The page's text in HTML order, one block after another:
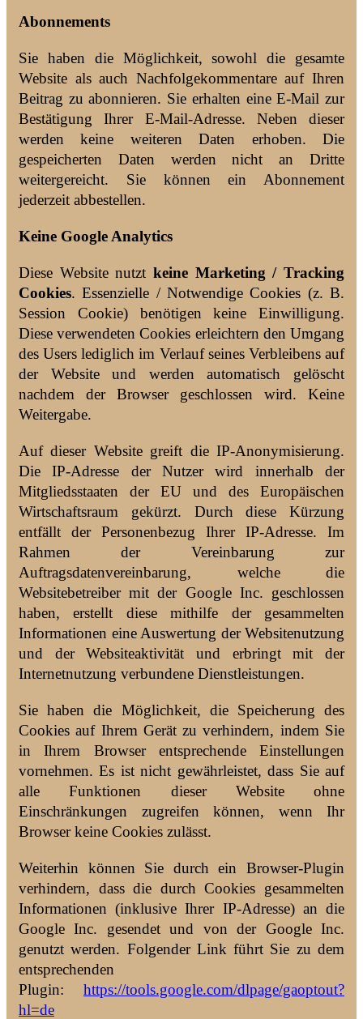
Abonnements
Sie haben die Möglichkeit, sowohl die gesamte
Website als auch Nachfolgekommentare auf Ihren
Beitrag zu abonnieren. Sie erhalten eine E-Mail zur
Bestätigung Ihrer E-Mail-Adresse. Neben dieser
werden keine weiteren Daten erhoben. Die
gespeicherten Daten werden nicht an Dritte
weitergereicht. Sie können ein Abonnement
jederzeit abbestellen.
Keine Google Analytics
Diese Website nutzt keine Marketing / Tracking
Cookies. Essenzielle / Notwendige Cookies (z. B.
Session Cookie) benötigen keine Einwilligung.
Diese verwendeten Cookies erleichtern den Umgang
des Users lediglich im Verlauf seines Verbleibens auf
der Website und werden automatisch gelöscht
nachdem der Browser geschlossen wird. Keine
Weitergabe.
Auf dieser Website greift die IP-Anonymisierung.
Die IP-Adresse der Nutzer wird innerhalb der
Mitgliedsstaaten der EU und des Europäischen
Wirtschaftsraum gekürzt. Durch diese Kürzung
entfällt der Personenbezug Ihrer IP-Adresse. Im
Rahmen der Vereinbarung zur
Auftragsdatenvereinbarung, welche die
Websitebetreiber mit der Google Inc. geschlossen
haben, erstellt diese mithilfe der gesammelten
Informationen eine Auswertung der Websitenutzung
und der Websiteaktivität und erbringt mit der
Internetnutzung verbundene Dienstleistungen.
Sie haben die Möglichkeit, die Speicherung des
Cookies auf Ihrem Gerät zu verhindern, indem Sie
in Ihrem Browser entsprechende Einstellungen
vornehmen. Es ist nicht gewährleistet, dass Sie auf
alle Funktionen dieser Website ohne
Einschränkungen zugreifen können, wenn Ihr
Browser keine Cookies zulässt.
Weiterhin können Sie durch ein Browser-Plugin
verhindern, dass die durch Cookies gesammelten
Informationen (inklusive Ihrer IP-Adresse) an die
Google Inc. gesendet und von der Google Inc.
genutzt werden. Folgender Link führt Sie zu dem
entsprechenden
Plugin: https://tools.google.com/dlpage/gaoptout?
hl=de